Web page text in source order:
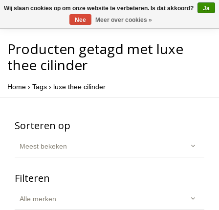
Producten getagd met luxe
thee cilinder
Home › Tags › luxe thee cilinder
Sorteren op
Meest bekeken
Filteren
Alle merken
Wij slaan cookies op om onze website te verbeteren. Is dat akkoord?
Ja
Nee
Meer over cookies »